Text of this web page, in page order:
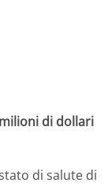
di dollari
di salute di